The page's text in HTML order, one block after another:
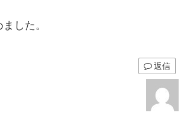
した。
返信